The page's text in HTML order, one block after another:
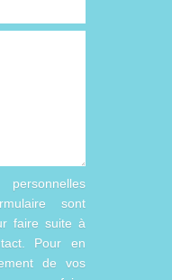
sont
faire suite à
Pour en
de vos